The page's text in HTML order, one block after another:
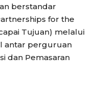
berstandar
for the
Tujuan) melalui
antar perguruan
dan Pemasaran